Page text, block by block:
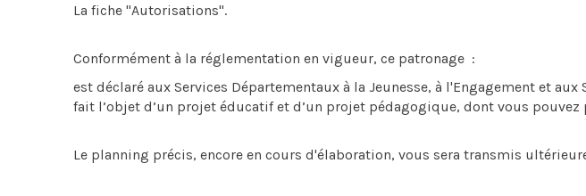
La fiche "Autorisations".
Conformément à la réglementation en vigueur, ce patronage :
est déclaré aux Services Départementaux à la Jeunesse, à l'Engagement et aux
fait l’objet d’un projet éducatif et d’un projet pédagogique, dont vous pouvez
Le planning précis, encore en cours d'élaboration, vous sera transmis